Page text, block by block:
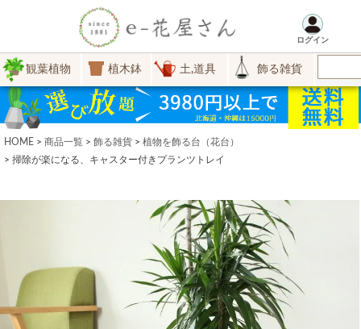
ログイン
観葉植物 植木鉢 土,道具 飾る雑貨
HOME 商品一覧 飾る雑貨
植物を飾る台（花台）
掃除が楽になる、キャスター付きプランツトレイ